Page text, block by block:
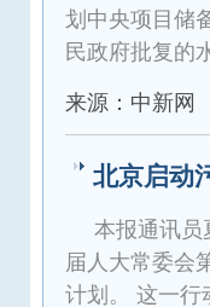
划中央项目储
民政府批复的
来源：中新网
北京启动
本报通讯员
届人大常委会
计划。 这一行